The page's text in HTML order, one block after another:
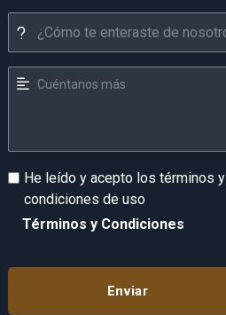
He leído y acepto los términos y
condiciones de uso
Términos y Condiciones